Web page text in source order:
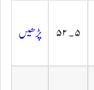
۵ ۔ ۵۲ پڑھیں